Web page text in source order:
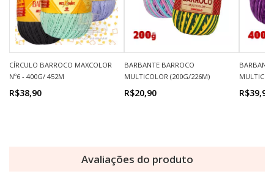
CÍRCULO BARROCO MAXCOLOR
Nº6 - 400G/ 452M
R$38,90
BARBANTE BARROCO
MULTICOLOR (200G/226M)
R$20,90 R$39,90
Avaliações do produto